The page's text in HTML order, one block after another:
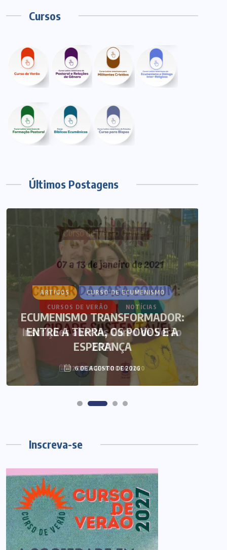
Cursos
Últimos Postagens
ARTIGOS CURSO DE ECUMENISMO
ECUMENISMO TRANSFORMADOR:
ENTRE A TERRA, OS POVOS E A
ESPERANÇA
6 DE AGOSTO DE 2026
Inscreva-se